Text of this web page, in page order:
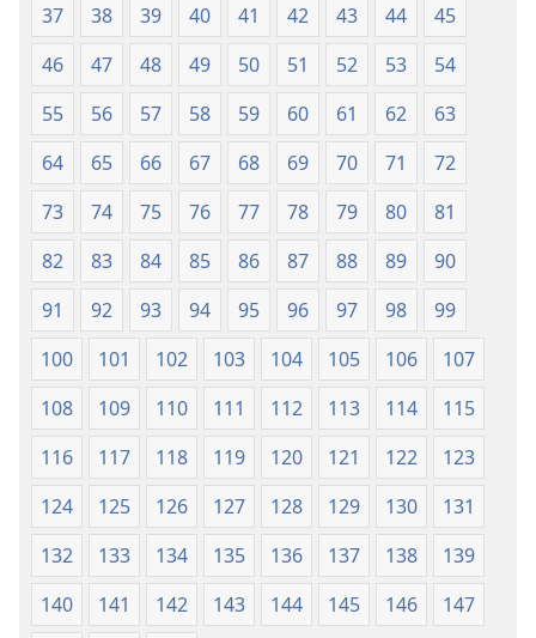
37
38 39 40 41 42 43 44
45
46
47 48 49 50 51 52 53
54
55
56 57 58 59 60 61 62
63
64
65 66 67 68 69 70 71
72
73
74 75 76 77 78 79 80
81
82
83 84 85 86 87 88 89
90
91
92 93 94 95 96 97 98
99
100
101 102 103 104 105 106
107
108
109 110 111 112 113 114
115
116
117 118 119 120 121 122
123
124
125 126 127 128 129 130
131
132
133 134 135 136 137 138
139
140
141 142 143 144 145 146
147